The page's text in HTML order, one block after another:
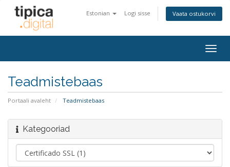
Estonian Logi sisse Vaata ostukorvi
Teadmistebaas
Portaali avaleht Teadmistebaas
Kategooriad